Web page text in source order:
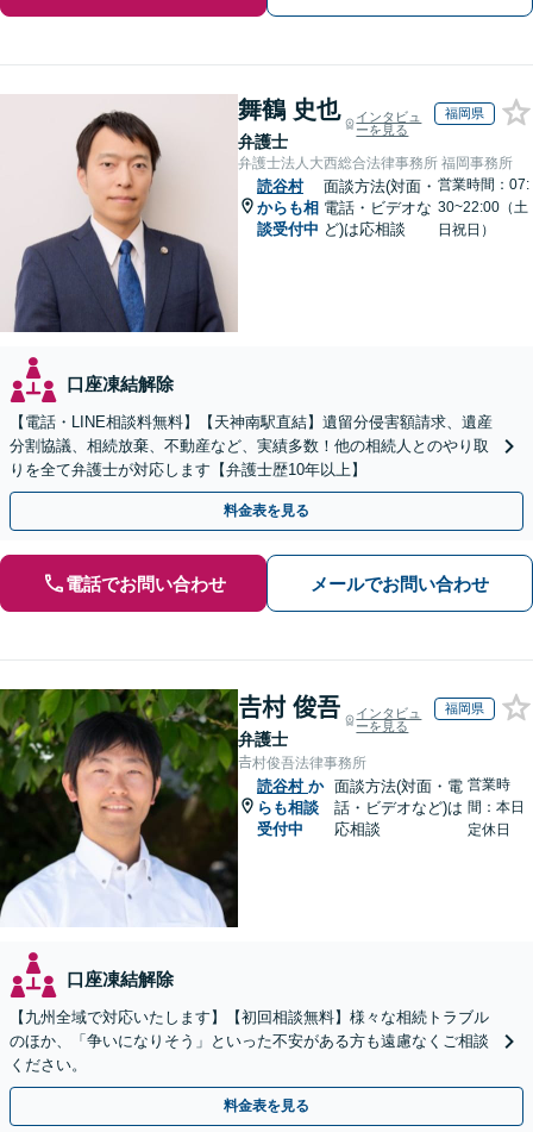
舞鶴 史也
弁護士
インタビュ
ーを見る
福岡県
弁護士法人大西総合法律事務所 福岡事務所
読谷村
からも相
談受付中
面談方法(対面・
電話・ビデオな
ど)は応相談
営業時間：07:
30~22:00（土
日祝日）
口座凍結解除
【電話・LINE相談料無料】【天神南駅直結】遺留分侵害額請求、遺産
分割協議、相続放棄、不動産など、実績多数！他の相続人とのやり取
りを全て弁護士が対応します【弁護士歴10年以上】
料金表を見る
電話でお問い合わせ メールでお問い合わせ
𠮷村 俊吾
弁護士
インタビュ
ーを見る
福岡県
𠮷村俊吾法律事務所
読谷村 か
らも相談
受付中
面談方法(対面・電
話・ビデオなど)は
応相談
営業時
間：本日
定休日
口座凍結解除
【九州全域で対応いたします】【初回相談無料】様々な相続トラブル
のほか、「争いになりそう」といった不安がある方も遠慮なくご相談
ください。
料金表を見る